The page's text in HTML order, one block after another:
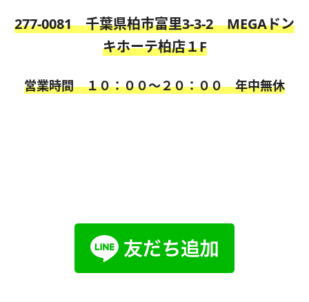
277-0081 千葉県柏市富里3-3-2 MEGAドン
キホーテ柏店１F
営業時間 １０：００〜２０：００年中無休